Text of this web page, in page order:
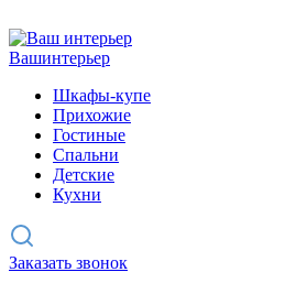
Вашинтерьер
Шкафы-купе
Прихожие
Гостиные
Спальни
Детские
Кухни
Заказать звонок